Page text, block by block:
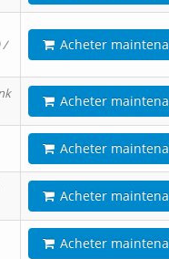
/
Acheter
Acheter
Acheter
Acheter
Acheter